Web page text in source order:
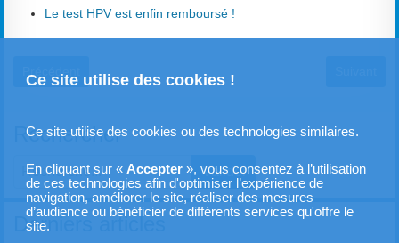
Ce site utilise des cookies !
Ce site utilise des cookies ou des technologies similaires.
En cliquant sur « Accepter», vous consentez à l’utilisation
de ces technologies afin d'optimiser l’expérience de
navigation, améliorer le site, réaliser des mesures
d’audience ou bénéficier de différents services qu'offre le
site.
Le test HPV est enfin remboursé !
Article précédent : Frottis HSIL
Précédent
Rechercher
Type 2 or more characters for results.
Valider
Derniers articles